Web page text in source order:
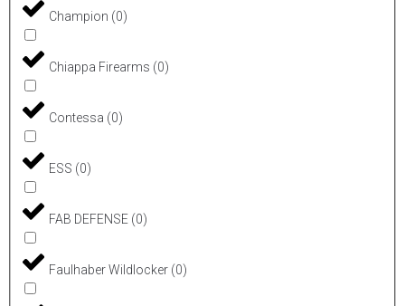
Champion (0)
Chiappa Firearms (0)
Contessa (0)
ESS (0)
FAB DEFENSE (0)
Faulhaber Wildlocker (0)